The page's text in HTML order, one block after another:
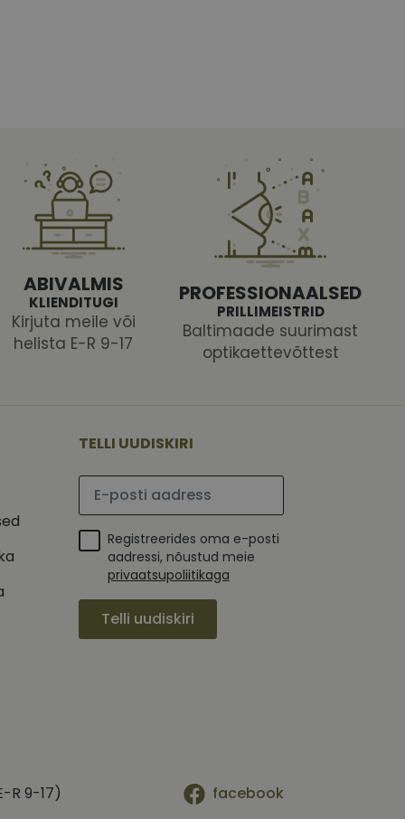
ABIVALMIS
KLIENDITUGI
Kirjuta meile või
helista E-R 9-17
PROFESSIONAALSED
PRILLIMEISTRID
Baltimaade suurimast
optikaettevõttest
TELLI UUDISKIRI
Palun sisesta e-posti aadress
Registreerides oma e-posti
aadressi, nõustud meie
privaatsupoliitikaga
Telli uudiskiri
R 9-17) facebook
küpsiste
selleks, et Cookie-
See on
eest
kasutajate
genereeritud
andmete
aadressi
teha kindlaks,
näiteks reaalajas